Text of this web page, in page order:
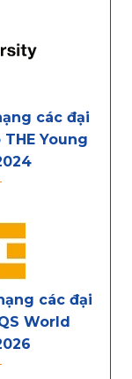
các đại
Young
các đại
World